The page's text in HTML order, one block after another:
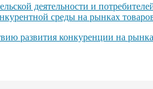
деятельности и
среды на рынках
развития конкуренции на